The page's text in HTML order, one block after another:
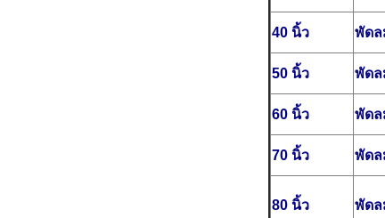
40 นิ้ว พัดล
50 นิ้ว พัดล
60 นิ้ว พัดล
70 นิ้ว พัดล
80 นิ้ว พัดล